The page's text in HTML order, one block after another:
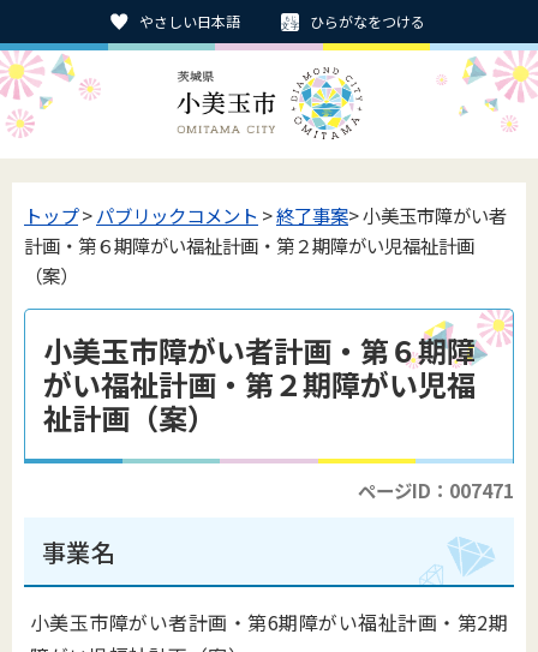
やさしい日本語 ひらがなをつける
トップ>パブリックコメント >終了事案> 小美玉市障がい者
計画・第６期障がい福祉計画・第２期障がい児福祉計画
（案）
小美玉市障がい者計画・第６期障
がい福祉計画・第２期障がい児福
祉計画（案）
ページID：007471
事業名
小美玉市障がい者計画・第6期障がい福祉計画・第2期